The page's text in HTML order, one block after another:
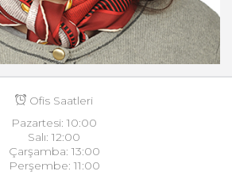
Ofis Saatleri
Pazartesi: 10:00
Salı: 12:00
Çarşamba: 13:00
Perşembe: 11:00